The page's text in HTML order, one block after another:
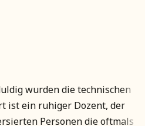
wurden die technischen
ist ein ruhiger Dozent, der
Personen die oftmals